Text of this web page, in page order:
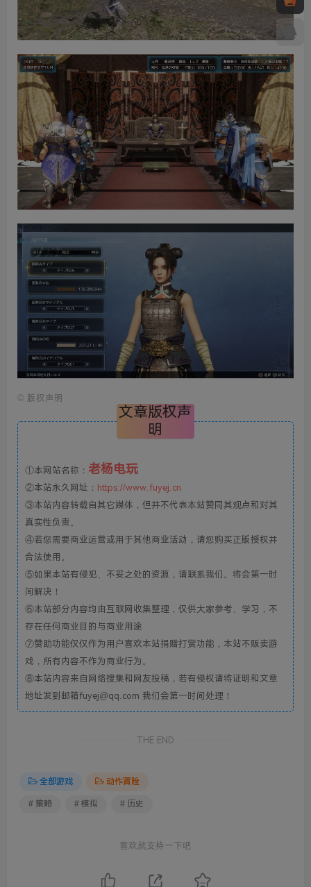
© 版权声明
文章版权声
明
①本网站名称： 老杨电玩
②本站永久网址： https://www.fuyej.cn
③本站内容转载自其它媒体，但并不代表本站赞同其观点和对其
真实性负责。
④若您需要商业运营或用于其他商业活动，请您购买正版授权并
合法使用。
⑤如果本站有侵犯、不妥之处的资源，请联系我们。将会第一时
间解决！
⑥本站部分内容均由互联网收集整理，仅供大家参考、学习，不
存在任何商业目的与商业用途
⑦赞助功能仅仅作为用户喜欢本站捐赠打赏功能，本站不贩卖游
戏，所有内容不作为商业行为。
⑧本站内容来自网络搜集和网友投稿，若有侵权请将证明和文章
地址发到邮箱fuyej@qq.com 我们会第一时间处理！
THE END
全部游戏 动作冒险
# 策略 # 模拟 # 历史
喜欢就支持一下吧